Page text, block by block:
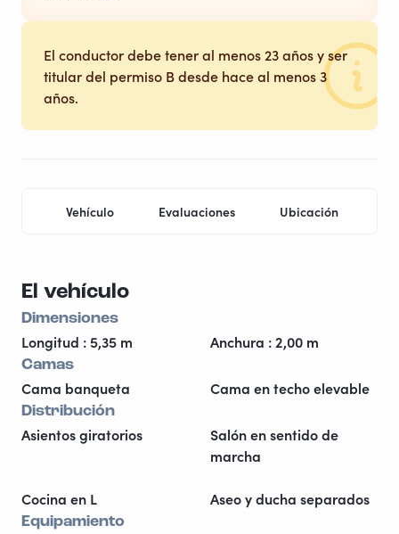
El conductor debe tener al menos 23 años y ser
titular del permiso B desde hace al menos 3
años.
Vehículo Evaluaciones Ubicación
El vehículo
Dimensiones
Longitud : 5,35 m Anchura : 2,00 m
Camas
Cama banqueta Cama en techo elevable
Distribución
Asientos giratorios
Salón en sentido de
marcha
Cocina en L Aseo y ducha separados
Equipamiento